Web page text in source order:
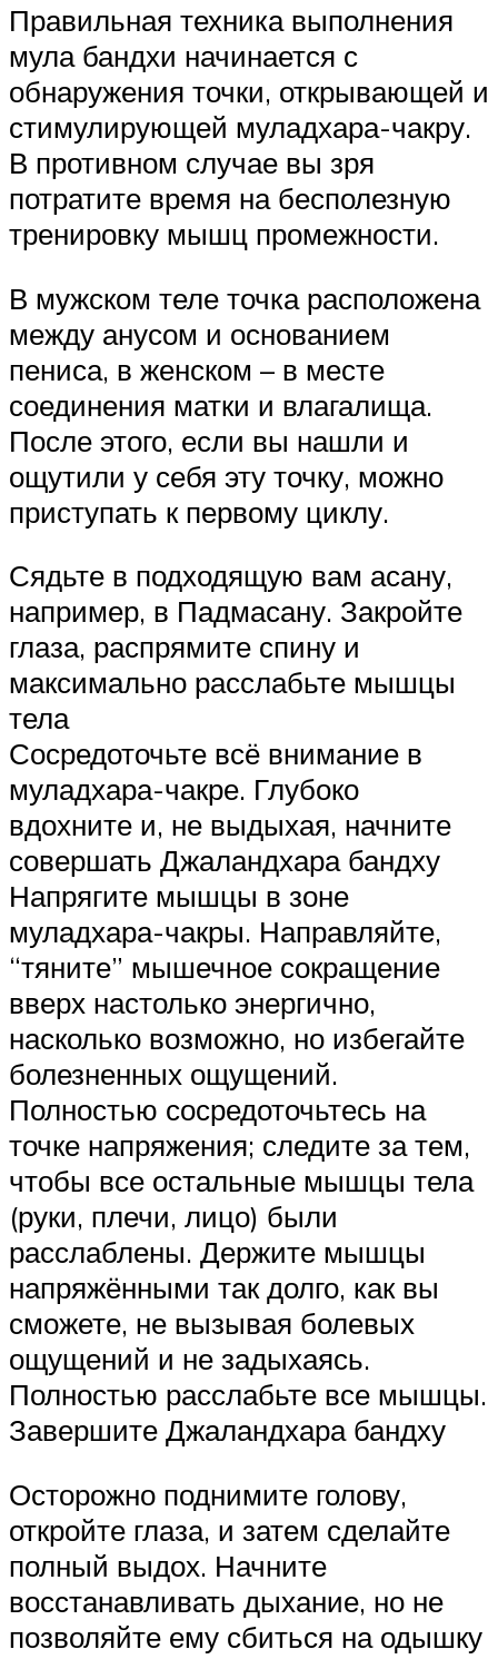
Правильная техника выполнения
мула бандхи начинается с
обнаружения точки, открывающей и
стимулирующей муладхара-чакру.
В противном случае вы зря
потратите время на бесполезную
тренировку мышц промежности.
В мужском теле точка расположена
между анусом и основанием
пениса, в женском – в месте
соединения матки и влагалища.
После этого, если вы нашли и
ощутили у себя эту точку, можно
приступать к первому циклу.
Сядьте в подходящую вам асану,
например, в Падмасану. Закройте
глаза, распрямите спину и
максимально расслабьте мышцы
тела
Сосредоточьте всё внимание в
муладхара-чакре. Глубоко
вдохните и, не выдыхая, начните
совершать Джаландхара бандху
Напрягите мышцы в зоне
муладхара-чакры. Направляйте,
“тяните” мышечное сокращение
вверх настолько энергично,
насколько возможно, но избегайте
болезненных ощущений.
Полностью сосредоточьтесь на
точке напряжения; следите за тем,
чтобы все остальные мышцы тела
(руки, плечи, лицо) были
расслаблены. Держите мышцы
напряжёнными так долго, как вы
сможете, не вызывая болевых
ощущений и не задыхаясь.
Полностью расслабьте все мышцы.
Завершите Джаландхара бандху
Осторожно поднимите голову,
откройте глаза, и затем сделайте
полный выдох. Начните
восстанавливать дыхание, но не
позволяйте ему сбиться на одышку